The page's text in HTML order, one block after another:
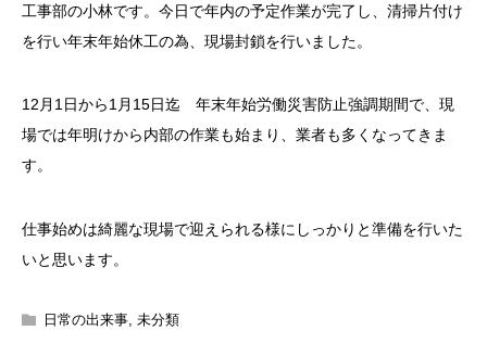
工事部の小林です。今日で年内の予定作業が完了し、清掃片付け
を行い年末年始休工の為、現場封鎖を行いました。
12月1日から1月15日迄 年末年始労働災害防止強調期間で、現
場では年明けから内部の作業も始まり、業者も多くなってきま
す。
仕事始めは綺麗な現場で迎えられる様にしっかりと準備を行いた
いと思います。
日常の出来事, 未分類